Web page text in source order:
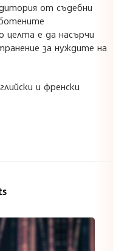
от съдебни
целта е да насърчи
за нуждите на
и френски